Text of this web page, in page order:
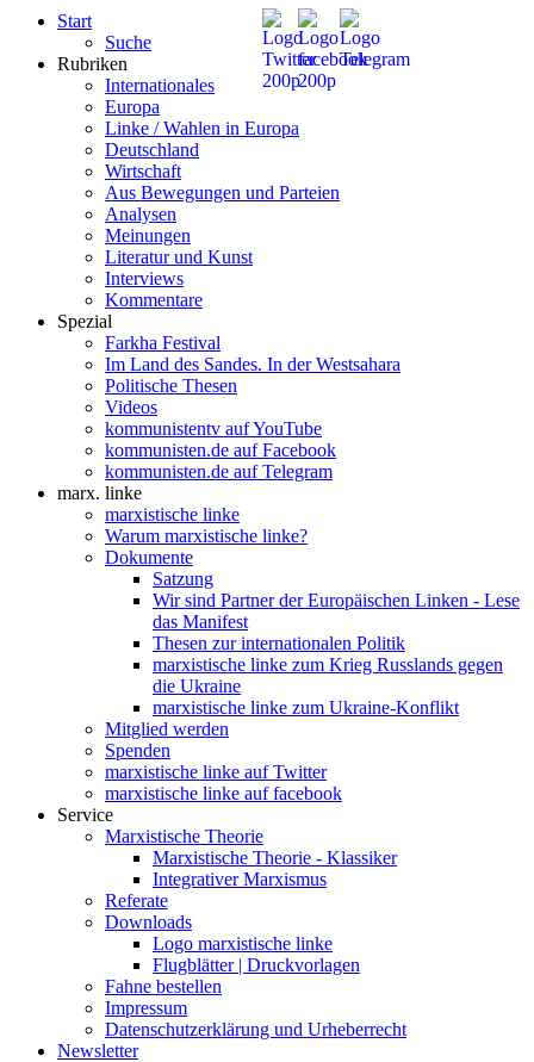
Start
Suche
Rubriken
Internationales
Europa
Linke / Wahlen in Europa
Deutschland
Wirtschaft
Aus Bewegungen und Parteien
Analysen
Meinungen
Literatur und Kunst
Interviews
Kommentare
Spezial
Farkha Festival
Im Land des Sandes. In der Westsahara
Politische Thesen
Videos
kommunistentv auf YouTube
kommunisten.de auf Facebook
kommunisten.de auf Telegram
marx. linke
marxistische linke
Warum marxistische linke?
Dokumente
Satzung
Wir sind Partner der Europäischen Linken - Lese
das Manifest
Thesen zur internationalen Politik
marxistische linke zum Krieg Russlands gegen
die Ukraine
marxistische linke zum Ukraine-Konflikt
Mitglied werden
Spenden
marxistische linke auf Twitter
marxistische linke auf facebook
Service
Marxistische Theorie
Marxistische Theorie - Klassiker
Integrativer Marxismus
Referate
Downloads
Logo marxistische linke
Flugblätter | Druckvorlagen
Fahne bestellen
Impressum
Datenschutzerklärung und Urheberrecht
Newsletter